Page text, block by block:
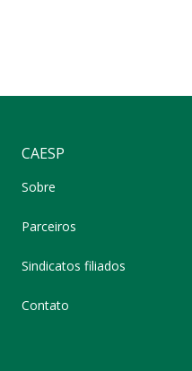
CAESP
Sobre
Parceiros
Sindicatos filiados
Contato